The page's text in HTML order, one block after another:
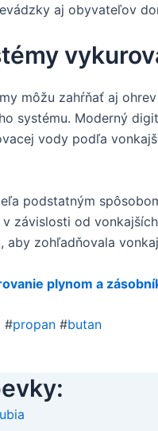
aj obyvateľov
môžu zahŕňať aj
systému. Moderný
vody podľa
podstatným
závislosti od
zohľadňovala
plynom a
#propan #butan